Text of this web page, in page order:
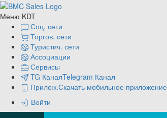
Меню KDT
Соц. сети
Торгов. сети
Туристич. сети
Ассоциации
Сервисы
TG КаналTelegram Канал
Прилож.Скачать мобильное приложение
Войти